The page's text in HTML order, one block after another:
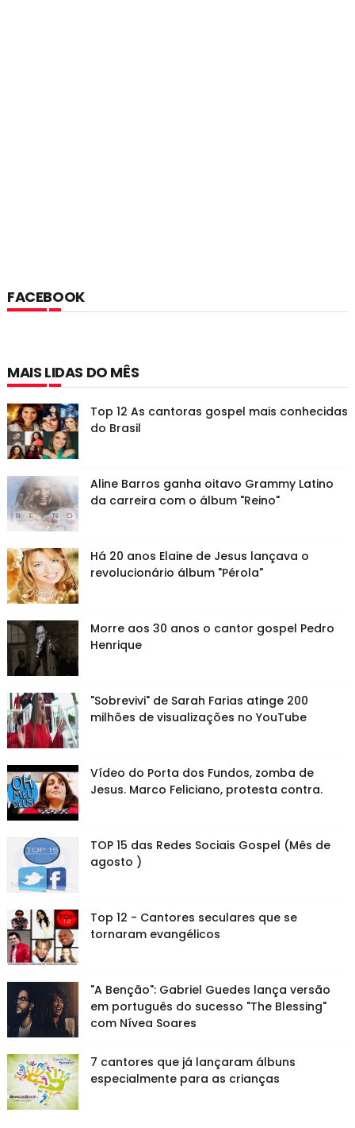
FACEBOOK
MAIS LIDAS DO MÊS
Top 12 As cantoras gospel mais conhecidas
do Brasil
Aline Barros ganha oitavo Grammy Latino
da carreira com o álbum "Reino"
Há 20 anos Elaine de Jesus lançava o
revolucionário álbum "Pérola"
Morre aos 30 anos o cantor gospel Pedro
Henrique
"Sobrevivi" de Sarah Farias atinge 200
milhões de visualizações no YouTube
Vídeo do Porta dos Fundos, zomba de
Jesus. Marco Feliciano, protesta contra.
TOP 15 das Redes Sociais Gospel (Mês de
agosto )
Top 12 - Cantores seculares que se
tornaram evangélicos
"A Benção": Gabriel Guedes lança versão
em português do sucesso "The Blessing"
com Nívea Soares
7 cantores que já lançaram álbuns
especialmente para as crianças